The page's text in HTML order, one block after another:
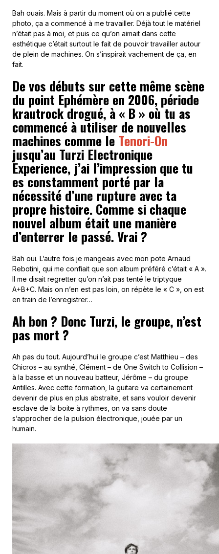
Bah ouais. Mais à partir du moment où on a publié cette
photo, ça a commencé à me travailler. Déjà tout le matériel
n’était pas à moi, et puis ce qu’on aimait dans cette
esthétique c’était surtout le fait de pouvoir travailler autour
de plein de machines. On s’inspirait vachement de ça, en
fait.
De vos débuts sur cette même scène
du point Ephémère en 2006, période
krautrock drogué, à « B » où tu as
commencé à utiliser de nouvelles
machines comme le Tenori-On
jusqu’au Turzi Electronique
Experience, j’ai l’impression que tu
es constamment porté par la
nécessité d’une rupture avec ta
propre histoire. Comme si chaque
nouvel album était une manière
d’enterrer le passé. Vrai ?
Bah oui. L’autre fois je mangeais avec mon pote Arnaud
Rebotini, qui me confiait que son album préféré c’était « A ».
Il me disait regretter qu’on n’ait pas tenté le triptyque
A+B+C. Mais on n’en est pas loin, on répète le « C », on est
en train de l’enregistrer…
Ah bon ? Donc Turzi, le groupe, n’est
pas mort ?
Ah pas du tout. Aujourd’hui le groupe c’est Matthieu – des
Chicros – au synthé, Clément – de One Switch to Collision –
à la basse et un nouveau batteur, Jérôme – du groupe
Antilles. Avec cette formation, la guitare va certainement
devenir de plus en plus abstraite, et sans vouloir devenir
esclave de la boite à rythmes, on va sans doute
s’approcher de la pulsion électronique, jouée par un
humain.